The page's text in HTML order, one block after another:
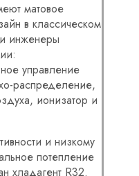
матовое
в классическом
инженеры
управление
распределение,
ионизатор и
и низкому
потепление
хладагент R32.